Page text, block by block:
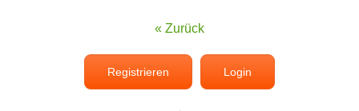
« Zurück
Registrieren Login